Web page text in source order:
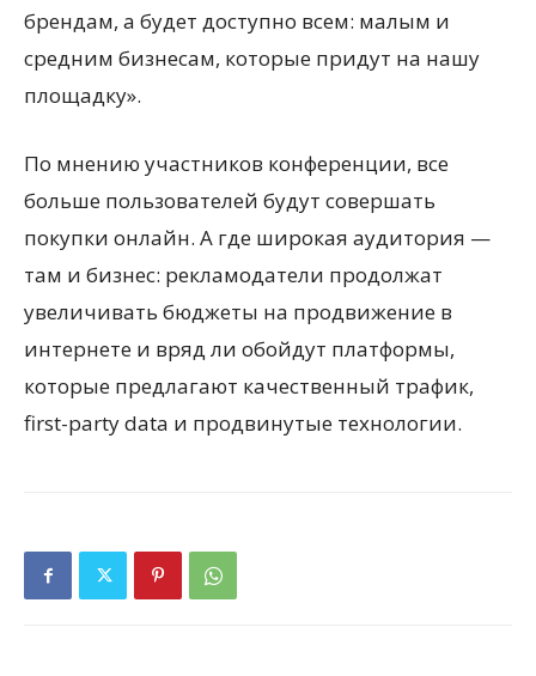
брендам, а будет доступно всем: малым и
средним бизнесам, которые придут на нашу
площадку».
По мнению участников конференции, все
больше пользователей будут совершать
покупки онлайн. А где широкая аудитория —
там и бизнес: рекламодатели продолжат
увеличивать бюджеты на продвижение в
интернете и вряд ли обойдут платформы,
которые предлагают качественный трафик,
first-party data и продвинутые технологии.